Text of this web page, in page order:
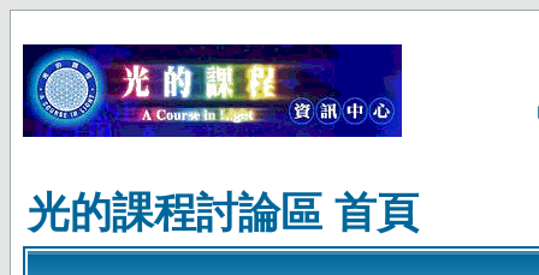
光的課程討論區 首頁